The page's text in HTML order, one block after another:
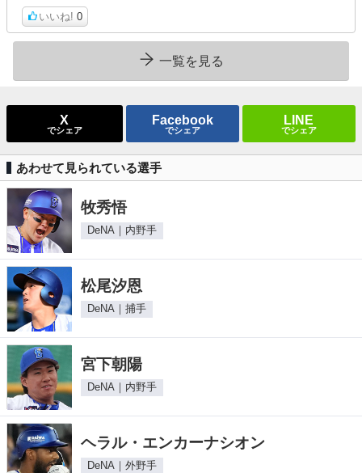
いいね! 0
一覧を見る
X
でシェア
Facebook
でシェア
LINE
でシェア
あわせて見られている選手
牧秀悟
DeNA｜内野手
松尾汐恩
DeNA｜捕手
宮下朝陽
DeNA｜内野手
ヘラル・エンカーナシオン
DeNA｜外野手